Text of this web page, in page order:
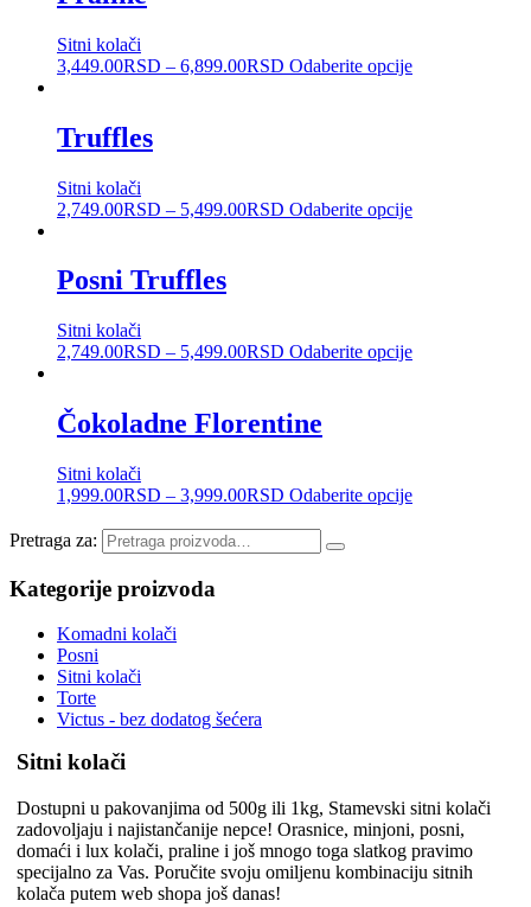
Sitni kolači
3,449.00RSD – 6,899.00RSD Odaberite opcije
Truffles
Sitni kolači
2,749.00RSD – 5,499.00RSD Odaberite opcije
Posni Truffles
Sitni kolači
2,749.00RSD – 5,499.00RSD Odaberite opcije
Čokoladne Florentine
Sitni kolači
1,999.00RSD – 3,999.00RSD Odaberite opcije
Pretraga za:
Kategorije proizvoda
Komadni kolači
Posni
Sitni kolači
Torte
Victus - bez dodatog šećera
Sitni kolači
Dostupni u pakovanjima od 500g ili 1kg, Stamevski sitni kolači
zadovoljaju i najistančanije nepce! Orasnice, minjoni, posni,
domaći i lux kolači, praline i još mnogo toga slatkog pravimo
specijalno za Vas. Poručite svoju omiljenu kombinaciju sitnih
kolača putem web shopa još danas!